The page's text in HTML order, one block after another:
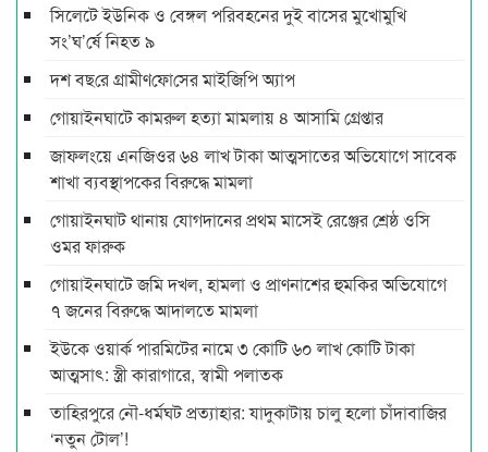
সিলেটে ইউনিক ও বেঙ্গল পরিবহনের দুই বাসের মুখোমুখি
সং’ঘ’র্ষে নিহত ৯
দশ বছ‌রে গ্রামীণ‌ফো‌সের মাইজিপি অ্যাপ
গোয়াইনঘাটে কামরুল হত্যা মামলায় ৪ আসামি গ্রেপ্তার
জাফলংয়ে এনজিওর ৬৪ লাখ টাকা আত্মসাতের অভিযোগে সাবেক
শাখা ব্যবস্থাপকের বিরুদ্ধে মামলা
গোয়াইনঘাট থানায় যোগদানের প্রথম মাসেই রেঞ্জের শ্রেষ্ঠ ওসি
ওমর ফারুক
গোয়াইনঘাটে জমি দখল, হামলা ও প্রাণনাশের হুমকির অভিযোগে
৭ জনের বিরুদ্ধে আদালতে মামলা
ইউকে ওয়ার্ক পারমিটের নামে ৩ কোটি ৬০ লাখ কোটি টাকা
আত্মসাৎ: স্ত্রী কারাগারে, স্বামী পলাতক
তাহিরপুরে নৌ-ধর্মঘট প্রত্যাহার: যাদুকাটায় চালু হলো চাঁদাবাজির
‘নতুন টোল’!